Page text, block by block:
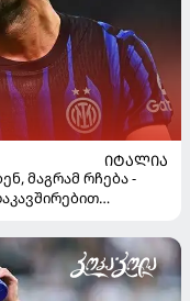
ᲘᲢᲐᲚᲘᲐ
მაგრამ რჩება -